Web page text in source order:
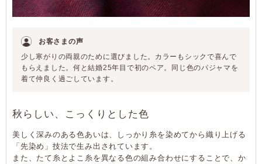
お客さまの声
少し寒がりの両親のために選びました。カラーもシックで喜んで
もらえました。何と結婚25年目で初のペア。同じ色のパジャマを
着て仲良く過ごしています。
秋らしい、こっくりとした色
美しく深みのある色あいは、しっかり糸を染めてから織り上げる
「先染め」技法で生み出されています。
また、たて糸とよこ糸を異なる色の組み合わせにすることで、か